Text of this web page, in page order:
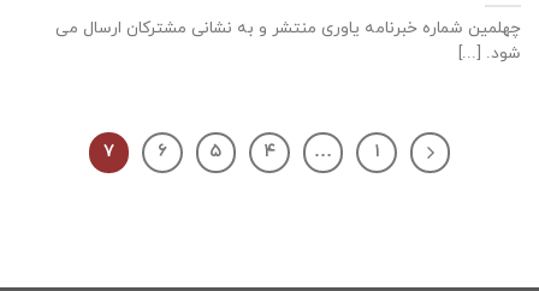
چهلمین شماره خبرنامه یاوری منتشر و به نشانی مشترکان ارسال می
شود. [...]
۱ … ۴ ۵ ۶ ۷